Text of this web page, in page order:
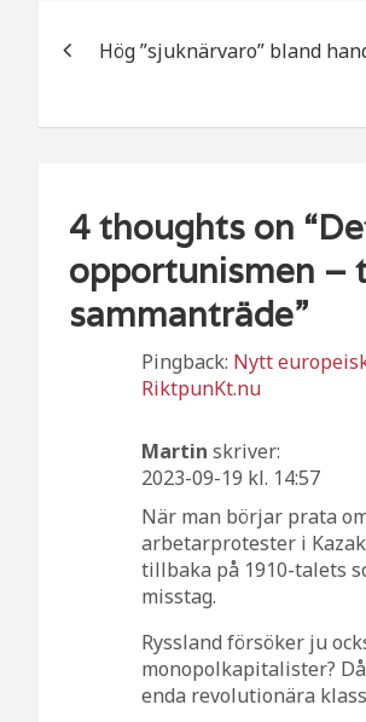
o
k
Hög ”sjuknärvaro” bland
4 thoughts on “
opportunismen –
sammanträde”
Pingback: Nytt
RiktpunKt.nu
Martin skriver:
2023-09-19 kl. 14:57
När man börjar prata
arbetarprotester i
tillbaka på 1910-talets
misstag.
Ryssland försöker ju
monopolkapitalister?
enda revolutionära